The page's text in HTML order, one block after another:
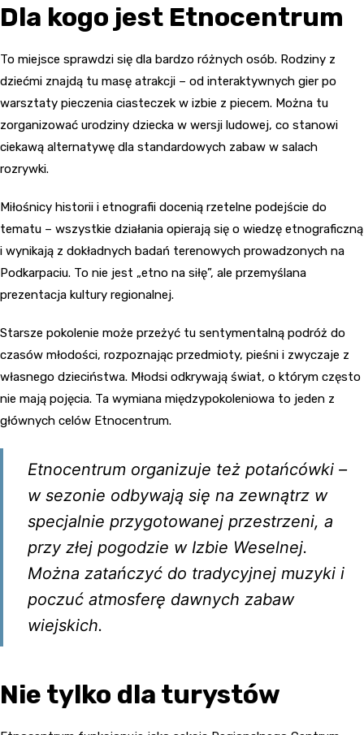
Dla kogo jest Etnocentrum
To miejsce sprawdzi się dla bardzo różnych osób. Rodziny z
dziećmi znajdą tu masę atrakcji – od interaktywnych gier po
warsztaty pieczenia ciasteczek w izbie z piecem. Można tu
zorganizować urodziny dziecka w wersji ludowej, co stanowi
ciekawą alternatywę dla standardowych zabaw w salach
rozrywki.
Miłośnicy historii i etnografii docenią rzetelne podejście do
tematu – wszystkie działania opierają się o wiedzę etnograficzną
i wynikają z dokładnych badań terenowych prowadzonych na
Podkarpaciu. To nie jest „etno na siłę”, ale przemyślana
prezentacja kultury regionalnej.
Starsze pokolenie może przeżyć tu sentymentalną podróż do
czasów młodości, rozpoznając przedmioty, pieśni i zwyczaje z
własnego dzieciństwa. Młodsi odkrywają świat, o którym często
nie mają pojęcia. Ta wymiana międzypokoleniowa to jeden z
głównych celów Etnocentrum.
Etnocentrum organizuje też potańcówki –
w sezonie odbywają się na zewnątrz w
specjalnie przygotowanej przestrzeni, a
przy złej pogodzie w Izbie Weselnej.
Można zatańczyć do tradycyjnej muzyki i
poczuć atmosferę dawnych zabaw
wiejskich.
Nie tylko dla turystów